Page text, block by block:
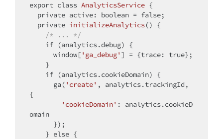
export class AnalyticsService {
private active: boolean = false;
private initializeAnalytics()
{
/* ... */
if (analytics.debug) {
      window[
'ga_debug' ] = {trace: true};
if (analytics.cookieDomain) {
      ga(
'create' , analytics.trackingId,
{
'cookieDomain' : analytics.cookieD
omain
    }
else {